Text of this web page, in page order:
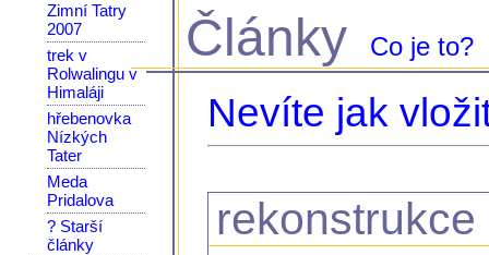
Zimní Tatry
2007
trek v
Rolwalingu v
Himaláji
hřebenovka
Nízkých
Tater
Meda
Pridalova
? Starší
články
Články
Co je to?
Nevíte jak